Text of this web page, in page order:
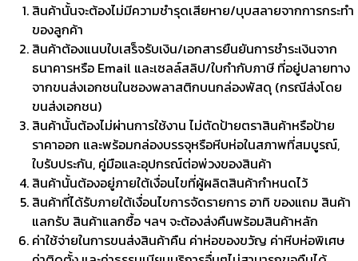
สินค้านั้นจะต้องไม่มีความชำรุดเสียหาย/บุบสลายจากการกระทำ
ของลูกค้า
สินค้าต้องแนบใบเสร็จรับเงิน/เอกสารยืนยันการชำระเงินจาก
ธนาคารหรือ Email และเซลล์สลิป/ใบกำกับภาษี ที่อยู่ปลายทาง
จากขนส่งเอกชนในซองพลาสติกบนกล่องพัสดุ (กรณีส่งโดย
ขนส่งเอกชน)
สินค้านั้นต้องไม่ผ่านการใช้งาน ไม่ตัดป้ายตราสินค้าหรือป้าย
ราคาออก และพร้อมกล่องบรรจุหรือหีบห่อในสภาพที่สมบูรณ์,
ใบรับประกัน, คู่มือและอุปกรณ์ต่อพ่วงของสินค้า
สินค้านั้นต้องอยู่ภายใต้เงื่อนไขที่ผู้ผลิตสินค้ากำหนดไว้
สินค้าที่ได้รับภายใต้เงื่อนไขการจัดรายการ อาทิ ของแถม สินค้า
แลกรับ สินค้าแลกซื้อ ฯลฯ จะต้องส่งคืนพร้อมสินค้าหลัก
ค่าใช้จ่ายในการขนส่งสินค้าคืน ค่าห่อของขวัญ ค่าหีบห่อพิเศษ